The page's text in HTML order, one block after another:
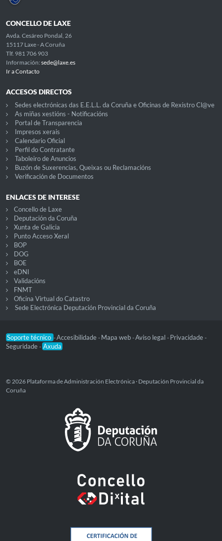
CONCELLO DE LAXE
Avda. Cesáreo Pondal, 26
15117 Laxe - A Coruña
Tlf. 981 706 903
Información: sede@laxe.es
Ir a Contacto
ACCESOS DIRECTOS
Sedes electrónicas das E.E.L.L. da Coruña e Oficinas de Rexistro Cl@ve
As miñas xestións - Notificacións
Portal de Transparencia
Impresos xerais
Calendario Oficial
Perfil do Contratante
Taboleiro de Anuncios
Buzón de Suxerencias, Queixas ou Reclamacións
Verificación de Documentos
ENLACES DE INTERESE
Concello de Laxe
Deputación da Coruña
Xunta de Galicia
Punto Acceso Xeral
BOP
DOG
BOE
eDNI
Validacións
FNMT
Oficina Virtual do Catastro
Sede Electrónica Deputación Provincial da Coruña
Soporte técnico -Accesibilidade - Mapa web -Aviso legal - Privacidade -
Seguridade - Axuda
© 2026 Plataforma de Administración Electrónica · Deputación Provincial da
Coruña